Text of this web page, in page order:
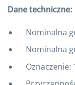
Dane techniczne:
Nominalna
Nominalna
Oznaczenie: